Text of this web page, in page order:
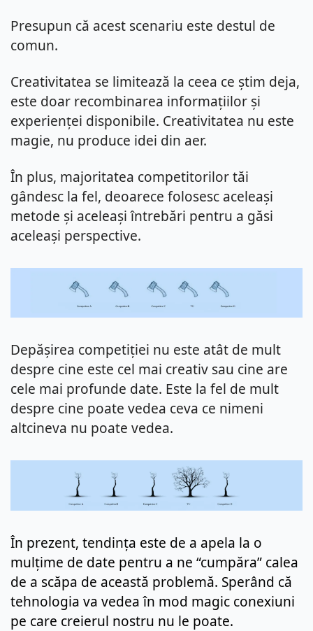
Presupun că acest scenariu este destul de
comun.
Creativitatea se limitează la ceea ce știm deja,
este doar recombinarea informațiilor și
experienței disponibile. Creativitatea nu este
magie, nu produce idei din aer.
În plus, majoritatea competitorilor tăi
gândesc la fel, deoarece folosesc aceleași
metode și aceleași întrebări pentru a găsi
aceleași perspective.
Depășirea competiției nu este atât de mult
despre cine este cel mai creativ sau cine are
cele mai profunde date. Este la fel de mult
despre cine poate vedea ceva ce nimeni
altcineva nu poate vedea.
În prezent, tendința este de a apela la o
mulțime de date pentru a ne “cumpăra” calea
de a scăpa de această problemă. Sperând că
tehnologia va vedea în mod magic conexiuni
pe care creierul nostru nu le poate.